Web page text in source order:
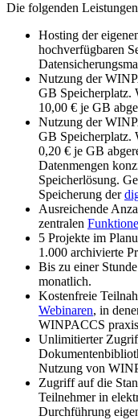
Die folgenden
Hosting der
hochverfügbaren
Nutzung der
GB Speicherplatz.
10,00 € je GB
Nutzung der
GB Speicherplatz.
0,20 € je GB
Datenmengen
Speicherlösung.
Speicherung der
Ausreichende
zentralen
5 Projekte im
1.000 archivierte
Bis zu einer
monatlich.
Kostenfreie
Webinaren, in
WINPACCS
Unlimitierter
Nutzung von
Zugriff auf die
Teilnehmer in
Durchführung